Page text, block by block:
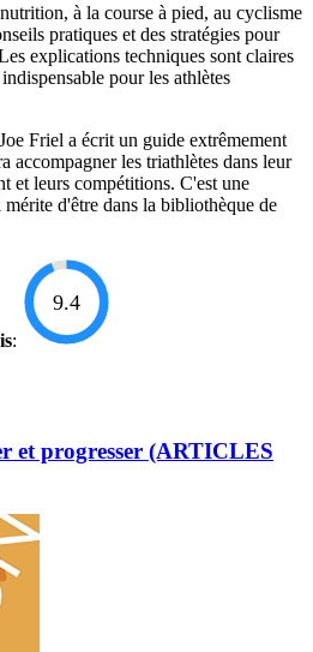
à la course à pied, au cyclisme
pratiques et des stratégies pour
explications techniques sont claires
pour les athlètes
Friel a écrit un guide extrêmement
accompagner les triathlètes dans leur
et leurs compétitions. C'est une
d'être dans la bibliothèque de
:
9.4
et progresser (ARTICLES